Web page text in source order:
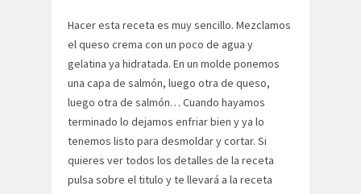
Hacer esta receta es muy sencillo. Mezclamos
el queso crema con un poco de agua y
gelatina ya hidratada. En un molde ponemos
una capa de salmón, luego otra de queso,
luego otra de salmón… Cuando hayamos
terminado lo dejamos enfriar bien y ya lo
tenemos listo para desmoldar y cortar. Si
quieres ver todos los detalles de la receta
pulsa sobre el titulo y te llevará a la receta